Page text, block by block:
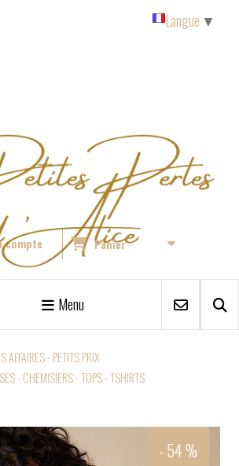
compte Panier
Menu
AFFAIRES - PETITS PRIX
- CHEMISIERS - TOPS - TSHIRTS
- 54 %
Langue ▼